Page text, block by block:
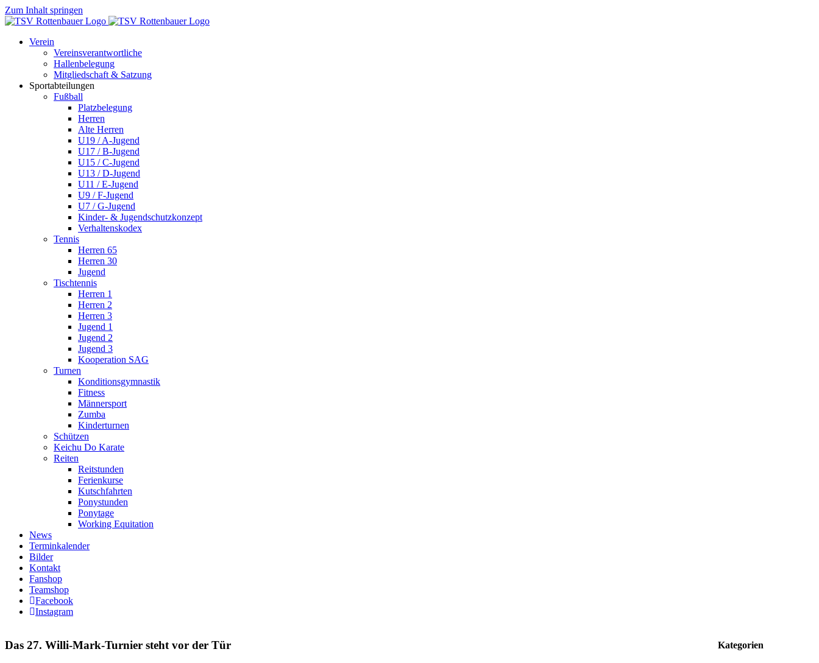
Zum Inhalt springen
Verein
Vereinsverantwortliche
Hallenbelegung
Mitgliedschaft & Satzung
Sportabteilungen
Fußball
Platzbelegung
Herren
Alte Herren
U19 / A-Jugend
U17 / B-Jugend
U15 / C-Jugend
U13 / D-Jugend
U11 / E-Jugend
U9 / F-Jugend
U7 / G-Jugend
Kinder- & Jugendschutzkonzept
Verhaltenskodex
Tennis
Herren 65
Herren 30
Jugend
Tischtennis
Herren 1
Herren 2
Herren 3
Jugend 1
Jugend 2
Jugend 3
Kooperation SAG
Turnen
Konditionsgymnastik
Fitness
Männersport
Zumba
Kinderturnen
Schützen
Keichu Do Karate
Reiten
Reitstunden
Ferienkurse
Kutschfahrten
Ponystunden
Ponytage
Working Equitation
News
Terminkalender
Bilder
Kontakt
Fanshop
Teamshop
Facebook
Instagram
Das 27. Willi-Mark-Turnier steht vor der Tür Kategorien